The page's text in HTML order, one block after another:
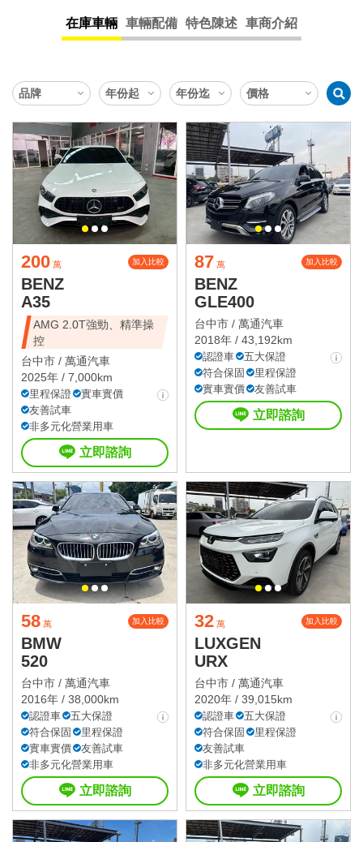
在庫車輛 車輛配備 特色陳述 車商介紹
200 萬 加入比較
BENZ
A35
AMG 2.0T強勁、精準操
控
台中市 / 萬通汽車
2025年 / 7,000km
里程保證
實車實價
友善試車
非多元化營業用車
立即諮詢
87 萬 加入比較
BENZ
GLE400
台中市 / 萬通汽車
2018年 / 43,192km
認證車
五大保證
符合保固
里程保證
實車實價
友善試車
立即諮詢
58 萬 加入比較
BMW
520
台中市 / 萬通汽車
2016年 / 38,000km
認證車
五大保證
符合保固
里程保證
實車實價
友善試車
非多元化營業用車
立即諮詢
32 萬 加入比較
LUXGEN
URX
台中市 / 萬通汽車
2020年 / 39,015km
認證車
五大保證
符合保固
里程保證
友善試車
非多元化營業用車
立即諮詢